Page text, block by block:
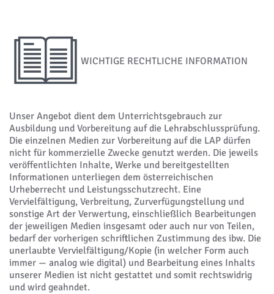
WICHTIGE RECHTLICHE INFORMATION
Unser Angebot dient dem Unterrichtsgebrauch zur
Ausbildung und Vorbereitung auf die Lehrabschlussprüfung.
Die einzelnen Medien zur Vorbereitung auf die LAP dürfen
nicht für kommerzielle Zwecke genutzt werden. Die jeweils
veröffentlichten Inhalte, Werke und bereitgestellten
Informationen unterliegen dem österreichischen
Urheberrecht und Leistungsschutzrecht. Eine
Vervielfältigung, Verbreitung, Zurverfügungstellung und
sonstige Art der Verwertung, einschließlich Bearbeitungen
der jeweiligen Medien insgesamt oder auch nur von Teilen,
bedarf der vorherigen schriftlichen Zustimmung des ibw. Die
unerlaubte Vervielfältigung/Kopie (in welcher Form auch
immer — analog wie digital) und Bearbeitung eines Inhalts
unserer Medien ist nicht gestattet und somit rechtswidrig
und wird geahndet.